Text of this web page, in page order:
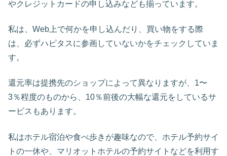
やクレジットカードの申し込みなども揃っています。
私は、Web上で何かを申し込んだり、買い物をする際
は、必ずハピタスに参画していないかをチェックしていま
す。
還元率は提携先のショップによって異なりますが、1〜
3％程度のものから、10％前後の大幅な還元をしているサ
ービスもあります。
私はホテル宿泊や食べ歩きが趣味なので、ホテル予約サイ
トの一休や、マリオットホテルの予約サイトなどを利用す